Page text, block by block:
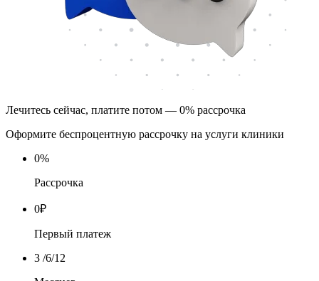
Лечитесь сейчас, платите потом — 0% рассрочка
Оформите беспроцентную рассрочку на услуги клиники
0%
Рассрочка
0₽
Первый платеж
3 /6/12